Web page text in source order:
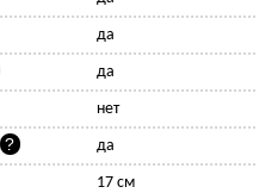
да
да
нет
да
17 см